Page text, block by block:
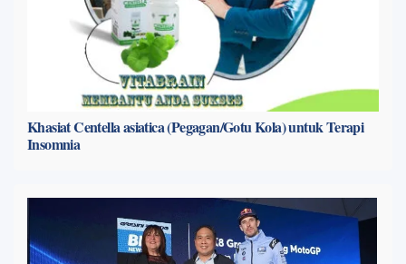
Khasiat Centella asiatica (Pegagan/Gotu Kola) untuk Terapi
Insomnia